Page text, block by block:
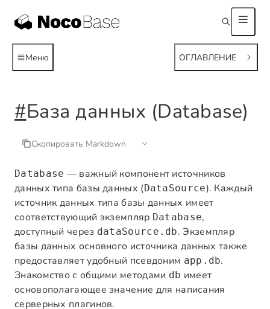
Меню ОГЛАВЛЕНИЕ
#База данных (Database)
Скопировать Markdown
Database — важный компонент источников
данных типа базы данных (DataSource). Каждый
источник данных типа базы данных имеет
соответствующий экземпляр Database,
доступный через dataSource.db. Экземпляр
базы данных основного источника данных также
предоставляет удобный псевдоним app.db.
Знакомство с общими методами db имеет
основополагающее значение для написания
серверных плагинов.